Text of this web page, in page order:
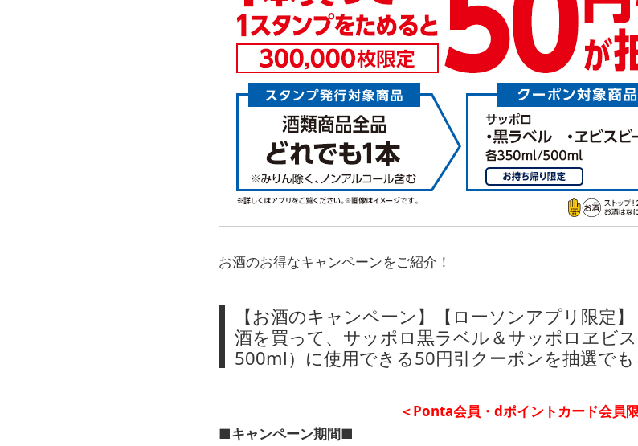
お酒のお得なキャンペーンをご紹介！
【お酒のキャンペーン】【ローソンアプリ限定
酒を買って、サッポロ黒ラベル＆サッポロヱビ
500ml）に使用できる50円引クーポンを抽選でも
＜Ponta会員・dポイントカード会員
■キャンペーン期間■